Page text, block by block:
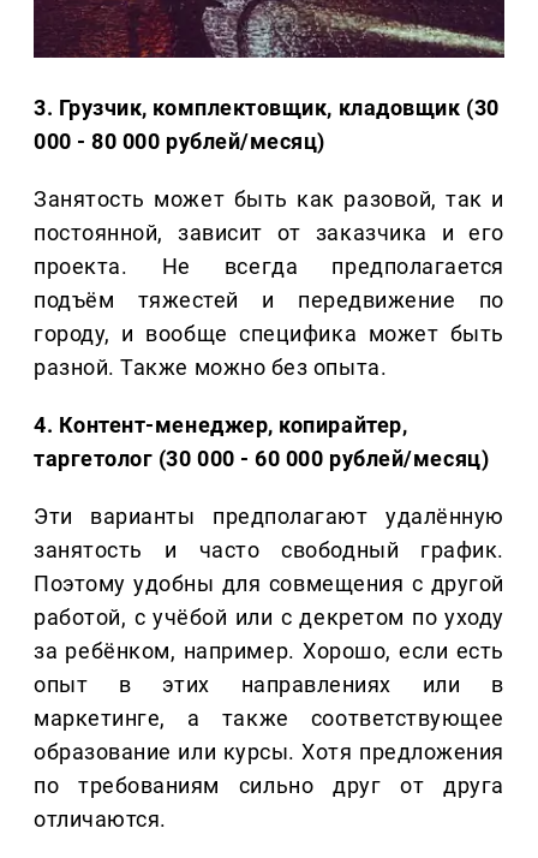
3. Грузчик, комплектовщик, кладовщик (30
000 - 80 000 рублей/месяц)
Занятость может быть как разовой, так и
постоянной, зависит от заказчика и его
проекта. Не всегда предполагается
подъём тяжестей и передвижение по
городу, и вообще специфика может быть
разной. Также можно без опыта.
4. Контент-менеджер, копирайтер,
таргетолог (30 000 - 60 000 рублей/месяц)
Эти варианты предполагают удалённую
занятость и часто свободный график.
Поэтому удобны для совмещения с другой
работой, с учёбой или с декретом по уходу
за ребёнком, например. Хорошо, если есть
опыт в этих направлениях или в
маркетинге, а также соответствующее
образование или курсы. Хотя предложения
по требованиям сильно друг от друга
отличаются.